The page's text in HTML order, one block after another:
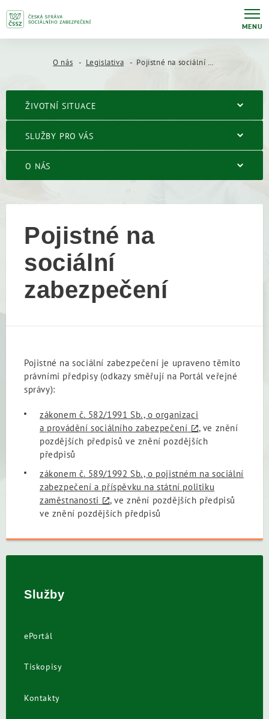
MENU
O nás Legislativa Pojistné na sociální zabezpečení
ŽIVOTNÍ SITUACE
SLUŽBY PRO VÁS
O NÁS
Pojistné na
sociální
zabezpečení
Pojistné na sociální zabezpečení je upraveno těmito
právními předpisy (odkazy směřují na Portál veřejné
správy):
zákonem č. 582/1991 Sb., o organizaci
a provádění sociálního zabezpečení
, ve znění
pozdějších předpisů ve znění pozdějších
předpisů
zákonem č. 589/1992 Sb., o pojistném na sociální
zabezpečení a příspěvku na státní politiku
zaměstnanosti
, ve znění pozdějších předpisů
ve znění pozdějších předpisů
Služby
ePortál
Tiskopisy
Kontakty